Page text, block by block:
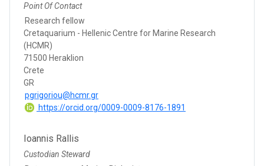
Point Of Contact
Research fellow
Cretaquarium - Hellenic Centre for Marine Research
(HCMR)
71500 Heraklion
Crete
GR
pgrigoriou@hcmr.gr
https://orcid.org/0009-0009-8176-1891
Ioannis Rallis
Custodian Steward